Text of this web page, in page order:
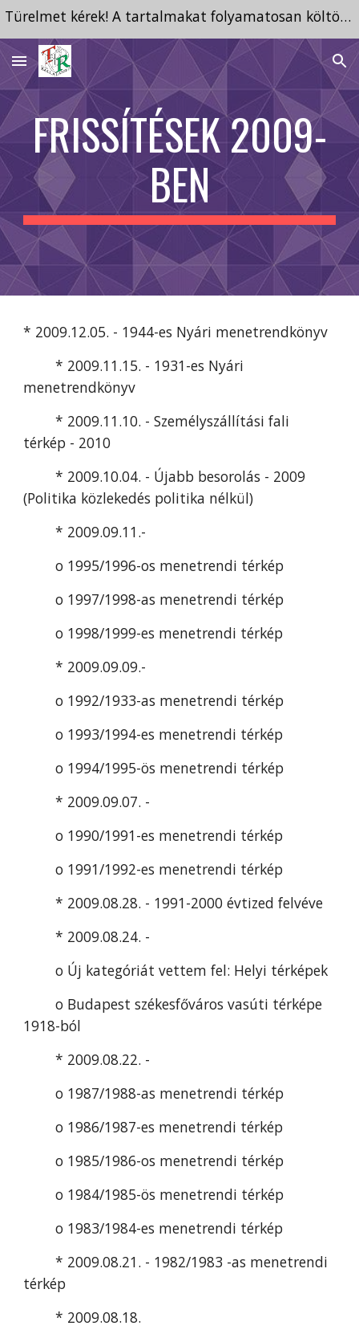
Türelmet kérek! A tartalmakat folyamatosan költöztetem ide a megszűnt tárhelyről.
FRISSÍTÉSEK 2009-
BEN
* 2009.12.05. - 1944-es Nyári menetrendkönyv
* 2009.11.15. - 1931-es Nyári
menetrendkönyv
* 2009.11.10. - Személyszállítási fali
térkép - 2010
* 2009.10.04. - Újabb besorolás - 2009
(Politika közlekedés politika nélkül)
* 2009.09.11.-
o 1995/1996-os menetrendi térkép
o 1997/1998-as menetrendi térkép
o 1998/1999-es menetrendi térkép
* 2009.09.09.-
o 1992/1933-as menetrendi térkép
o 1993/1994-es menetrendi térkép
o 1994/1995-ös menetrendi térkép
* 2009.09.07. -
o 1990/1991-es menetrendi térkép
o 1991/1992-es menetrendi térkép
* 2009.08.28. - 1991-2000 évtized felvéve
* 2009.08.24. -
o Új kategóriát vettem fel: Helyi térképek
o Budapest székesfőváros vasúti térképe
1918-ból
* 2009.08.22. -
o 1987/1988-as menetrendi térkép
o 1986/1987-es menetrendi térkép
o 1985/1986-os menetrendi térkép
o 1984/1985-ös menetrendi térkép
o 1983/1984-es menetrendi térkép
* 2009.08.21. - 1982/1983 -as menetrendi
térkép
* 2009.08.18.